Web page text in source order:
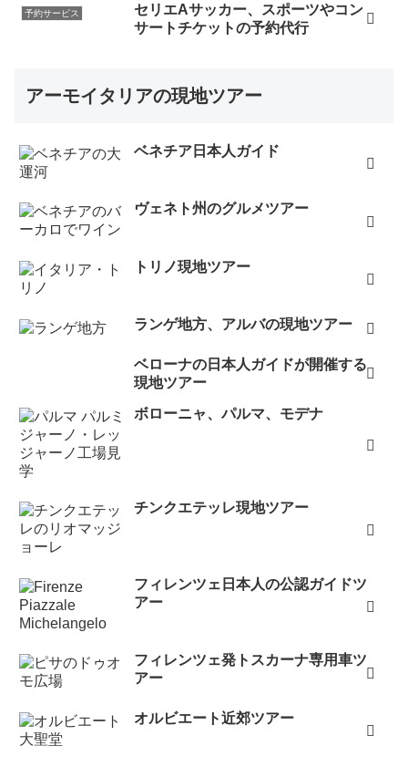
予約サービス
セリエAサッカー、スポーツやコン
サートチケットの予約代行
アーモイタリアの現地ツアー
ベネチア日本人ガイド
ヴェネト州のグルメツアー
トリノ現地ツアー
ランゲ地方、アルバの現地ツアー
ベローナの日本人ガイドが開催する
現地ツアー
ボローニャ、パルマ、モデナ
チンクエテッレ現地ツアー
フィレンツェ日本人の公認ガイドツ
アー
フィレンツェ発トスカーナ専用車ツ
アー
オルビエート近郊ツアー